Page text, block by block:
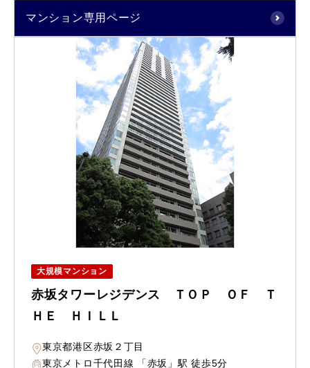
マンション専用ページ
大規模マンション
赤坂タワーレジデンス ＴＯＰ ＯＦ Ｔ
ＨＥ ＨＩＬＬ
東京都港区赤坂２丁目
東京メトロ千代田線 「赤坂」駅 徒歩5分